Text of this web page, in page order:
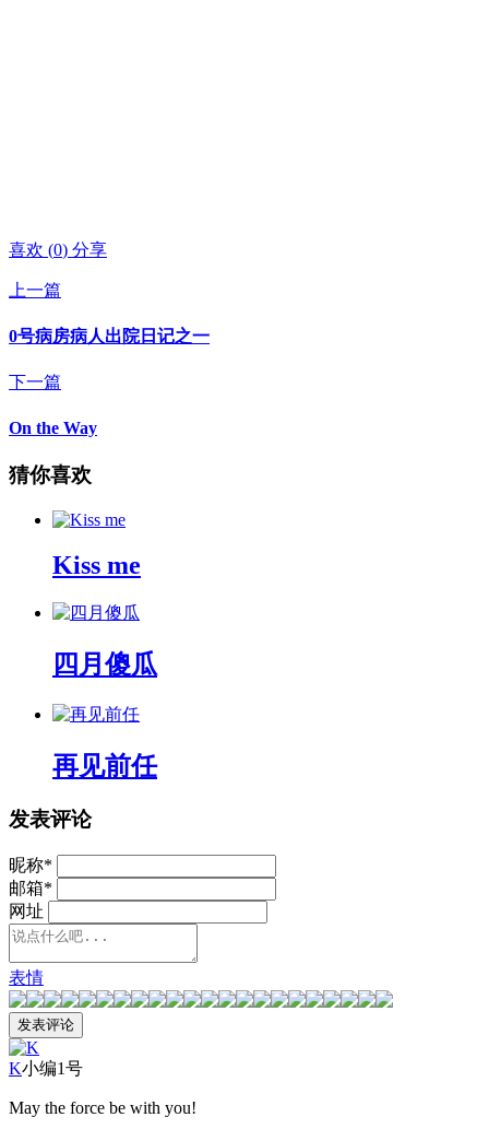
喜欢 (0) 分享
上一篇
0号病房病人出院日记之一
下一篇
On the Way
猜你喜欢
Kiss me
四月傻瓜
再见前任
发表评论
昵称*
邮箱*
网址
表情
K小编1号
May the force be with you!